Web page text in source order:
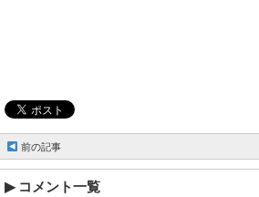
前の記事
コメント一覧